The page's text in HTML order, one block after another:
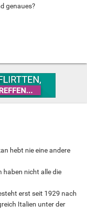
genaues?
hebt nie eine andere
haben nicht alle die
erst seit 1929 nach
Italien unter der